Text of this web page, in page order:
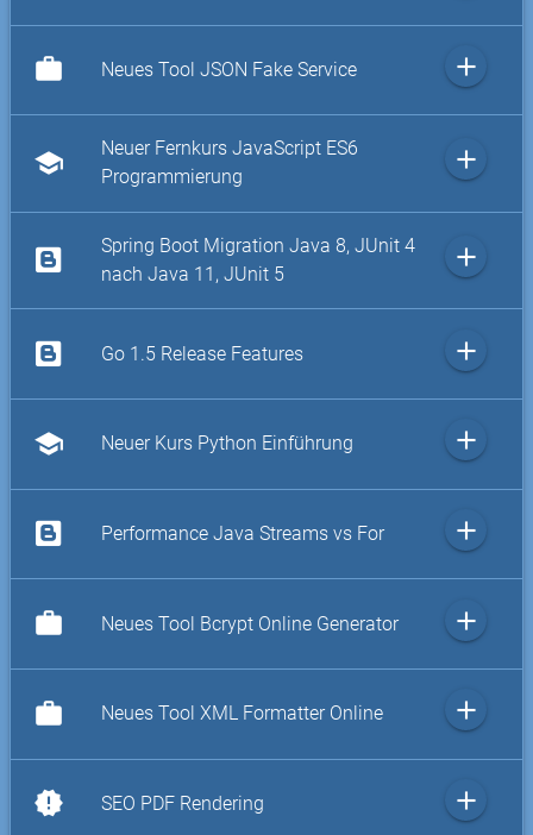
work Neues Tool JSON Fake Service add
school
Neuer Fernkurs JavaScript ES6
Programmierung
add
Spring Boot Migration Java 8, JUnit 4
nach Java 11, JUnit 5
add
Go 1.5 Release Features add
school Neuer Kurs Python Einführung add
Performance Java Streams vs For add
work Neues Tool Bcrypt Online Generator add
work Neues Tool XML Formatter Online add
new_releases SEO PDF Rendering add